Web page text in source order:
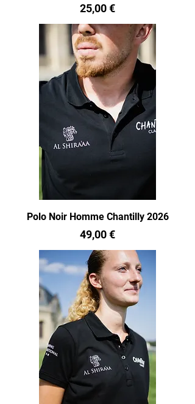
Prix
25,00 €
Polo Noir Homme Chantilly 2026
Prix
49,00 €